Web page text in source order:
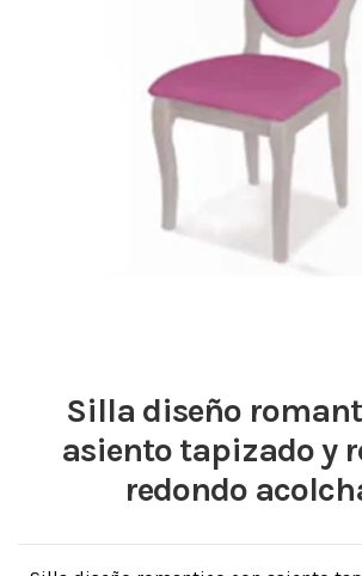
Silla diseño
asiento tapizado y
redondo